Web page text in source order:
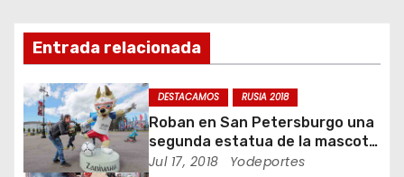
c
ó
n
d
Entrada relacionada
DESTACAMOS RUSIA 2018
Roban en San Petersburgo una
segunda estatua de la mascota
del Mundial 2018
Jul 17, 2018 Yodeportes